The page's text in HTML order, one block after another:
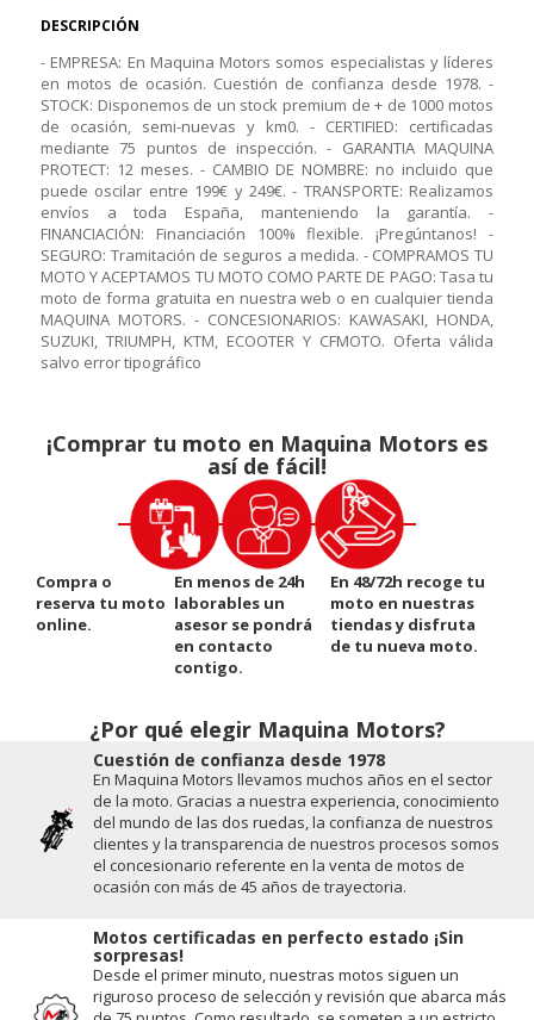
DESCRIPCIÓN
- EMPRESA: En Maquina Motors somos especialistas y líderes
en motos de ocasión. Cuestión de confianza desde 1978. -
STOCK: Disponemos de un stock premium de + de 1000 motos
de ocasión, semi-nuevas y km0. - CERTIFIED: certificadas
mediante 75 puntos de inspección. - GARANTIA MAQUINA
PROTECT: 12 meses. - CAMBIO DE NOMBRE: no incluido que
puede oscilar entre 199€ y 249€. - TRANSPORTE: Realizamos
envíos a toda España, manteniendo la garantía. -
FINANCIACIÓN: Financiación 100% flexible. ¡Pregúntanos! -
SEGURO: Tramitación de seguros a medida. - COMPRAMOS TU
MOTO Y ACEPTAMOS TU MOTO COMO PARTE DE PAGO: Tasa tu
moto de forma gratuita en nuestra web o en cualquier tienda
MAQUINA MOTORS. - CONCESIONARIOS: KAWASAKI, HONDA,
SUZUKI, TRIUMPH, KTM, ECOOTER Y CFMOTO. Oferta válida
salvo error tipográfico
¡Comprar tu moto en Maquina Motors es
así de fácil!
Compra o
reserva tu moto
online.
En menos de 24h
laborables un
asesor se pondrá
en contacto
contigo.
En 48/72h recoge tu
moto en nuestras
tiendas y disfruta
de tu nueva moto.
¿Por qué elegir Maquina Motors?
Cuestión de conﬁanza desde 1978
En Maquina Motors llevamos muchos años en el sector
de la moto. Gracias a nuestra experiencia, conocimiento
del mundo de las dos ruedas, la conﬁanza de nuestros
clientes y la transparencia de nuestros procesos somos
el concesionario referente en la venta de motos de
ocasión con más de 45 años de trayectoria.
Motos certificadas en perfecto estado ¡Sin
sorpresas!
Desde el primer minuto, nuestras motos siguen un
riguroso proceso de selección y revisión que abarca más